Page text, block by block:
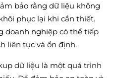
bảo rằng dữ liệu không
phục lại khi cần thiết.
doanh nghiệp có thể tiếp
liên tục và ổn định.
dữ liệu là một quá trình